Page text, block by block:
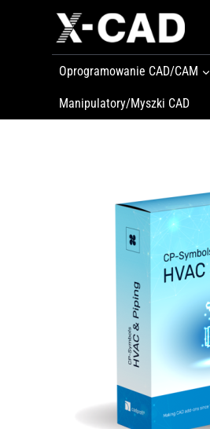
Oprogramowanie CAD/CAM
Manipulatory/Myszki CAD